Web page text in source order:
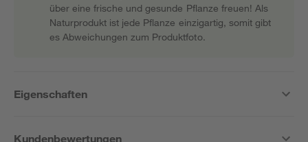
über eine frische und gesunde Pflanze freuen! Als
Naturprodukt ist jede Pflanze einzigartig, somit gibt
es Abweichungen zum Produktfoto.
Eigenschaften
Kundenbewertungen